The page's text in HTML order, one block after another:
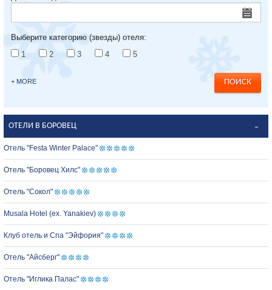
Выберите категорию (звезды) отеля:
1
2 3 4 5
+ MORE
ОТЕЛИ В БОРОВЕЦ
Отель "Festa Winter Palace"
Отель "Боровец Хилс"
Отель "Сокол"
Musala Hotel (ex. Yanakiev)
Клуб отель и Спа "Эйфория"
Отель "Айсберг"
Отель "Иглика Палас"